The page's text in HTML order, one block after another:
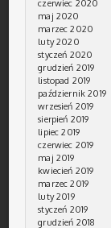
czerwiec 2020
maj 2020
marzec 2020
luty 2020
styczeń 2020
grudzień 2019
listopad 2019
październik 2019
wrzesień 2019
sierpień 2019
lipiec 2019
czerwiec 2019
maj 2019
kwiecień 2019
marzec 2019
luty 2019
styczeń 2019
grudzień 2018